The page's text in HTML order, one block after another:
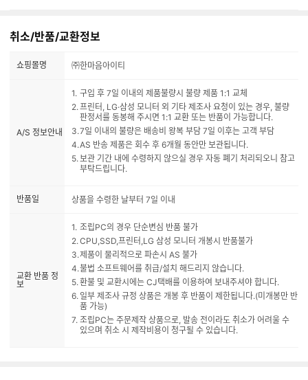
취소/반품/교환정보
쇼핑몰명 ㈜한마음아이티
A/S 정보안내
구입 후 7일 이내의 제품불량시 불량 제품 1:1 교체
프린터, LG·삼성 모니터 외 기타 제조사 요청이 있는 경우, 불량
판정서를 동봉해 주시면 1:1 교환 또는 반품이 가능합니다.
7일 이내의 불량은 배송비 왕복 부담 7일 이후는 고객 부담
AS 반송 제품은 회수 후 6개월 동안만 보관됩니다.
보관 기간 내에 수령하지 않으실 경우 자동 폐기 처리되오니 참고
부탁드립니다.
반품일 상품을 수령한 날부터 7일 이내
교환 반품 정
보
조립PC의 경우 단순변심 반품 불가
CPU,SSD,프린터,LG 삼성 모니터 개봉시 반품불가
제품이 물리적으로 파손시 AS 불가
불법 소프트웨어를 취급/설치 해드리지 않습니다.
환불 및 교환시에는 CJ택배를 이용하여 보내주셔야 합니다.
일부 제조사 규정 상품은 개봉 후 반품이 제한됩니다.(미개봉만 반
품 가능)
조립PC는 주문제작 상품으로, 발송 전이라도 취소가 어려울 수
있으며 취소 시 제작비용이 청구될 수 있습니다.